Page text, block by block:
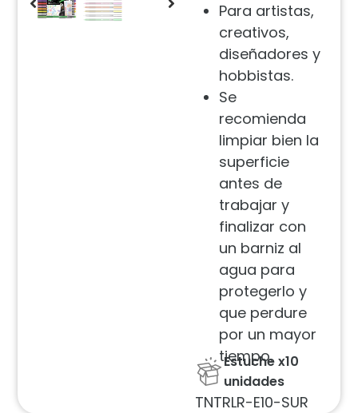
Para artistas,
creativos,
diseñadores y
hobbistas.
Se
recomienda
limpiar bien la
superficie
antes de
trabajar y
finalizar con
un barniz al
agua para
protegerlo y
que perdure
por un mayor
tiempo.
Estuche x10
unidades
TNTRLR-E10-SUR